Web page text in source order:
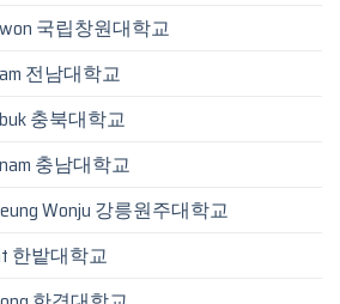
국립창원대학교
전남대학교
충북대학교
충남대학교
Wonju 강릉원주대학교
한밭대학교